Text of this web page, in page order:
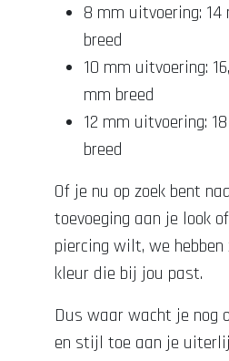
8 mm uitvoering: 14
breed
10 mm uitvoering:
mm breed
12 mm uitvoering:
breed
Of je nu op zoek bent
toevoeging aan je look
piercing wilt, we
kleur die bij jou past.
Dus waar wacht je nog
en stijl toe aan je